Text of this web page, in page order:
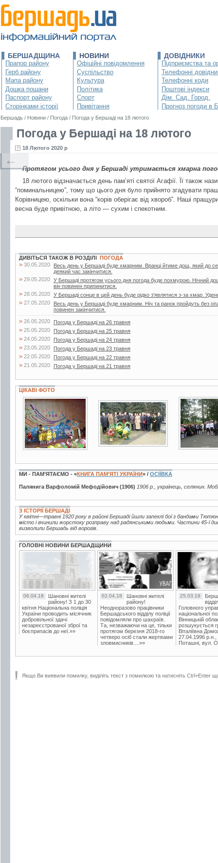
БЕРШАДЩИНА
Прапор району
Герб району
Мапа району
Дошка пошани
Паспорт району
Сторінками історії
НОВИНИ
Офіційні повідомлення
Суспільство
Культура
Політика
Спорт
Привітання
ДОВІДНИКИ
Підприємства та
Телефонні
Телефонні коди
Поштові індекси
Дім. Сад. Город.
Прогноз погоди в
Бершадь / Новини / Погода / Погода у Бершаді на 18 лютого
Погода у Бершаді на 18 лютого
18 Лютого 2020 р
Протягом усього дня у Бершаді утримається хмарна
18 лютого відзначається день пам’яті святої Агафії. Її також
“поминальницею”, тому що цього дня було прийнято згадувати
Корівницею, оскільки вона “корів оберігає від хвороб”. Наші
весна буде привітною, а літо — сухим і спекотним.
←
ДИВІТЬСЯ ТАКОЖ В РОЗДІЛІ ПОГОДА
» 30.05.2020
Весь день у Бершаді буде хмарним. Вранці йтиме дощ, який до
деякий час закінчитися.
» 29.05.2020 У Бершаді протягом усього дня погода буде похмурою. Нічний
він повинен припинитися.
» 28.05.2020 У Бершаді сонце в цей день буде рідко з'являтися з-за хмар.
» 27.05.2020
Весь день у Бершаді буде хмарним. Ніч та ранок пройдуть без
повинен закінчитися.
» 26.05.2020 Погода у Бершаді на 26 травня
» 25.05.2020 Погода у Бершаді на 25 травня
» 24.05.2020 Погода у Бершаді на 24 травня
» 23.05.2020 Погода у Бершаді на 23 травня
» 22.05.2020 Погода у Бершаді на 22 травня
» 21.05.2020 Погода у Бершаді на 21 травня
ЦІКАВІ ФОТО
4 фото
13 фото
27 фото
МИ - ПАМ’ЯТАЄМО - «КНИГА ПАМ’ЯТІ УКРАЇНИ» / ОСІЇВКА
Палянига Варфоломій Мефодійович (1906) 1906 р., українець, селянин.
З ІСТОРІЇ БЕРШАДІ
У квітні—травні 1920 року в районі Бершаді йшли запеклі бої з бандами
місто і вчинили жорстоку розправу над радянськими людьми. Частини 45-ї
визволили Бершадь від ворогів.
ГОЛОВНІ НОВИНИ БЕРШАДЩИНИ
06.04.18
Шановні жителі
району! З 1 до 30
квітня Національна поліція
України проводить місячник
добровільної здачі
незареєстрованої зброї та
боєприпасів до неї.»»
02.04.18
Шановні жителі
району!
Неодноразово працівники
Бершадського відділу поліції
повідомляли про шахраїв.
Та, незважаючи на це, тільки
протягом березня 2018-го
четверо осіб стали жертвами
зловмисників....»»
25.03.18
Головного
національної
Вінницькій
розшукується
Віталіївна
27.04.1996 р.н.,
Поташні, вул.
Якщо Ви виявили помилку, виділіть текст з помилкою та натисніть Ctrl+Enter